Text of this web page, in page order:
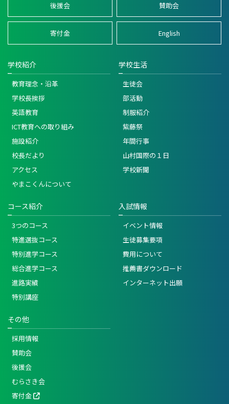
後援会 賛助会
寄付金 English
学校紹介
教育理念・沿革
学校長挨拶
英語教育
ICT教育への取り組み
施設紹介
校長だより
アクセス
やまこくんについて
学校生活
生徒会
部活動
制服紹介
紫藤祭
年間行事
山村国際の１日
学校新聞
コース紹介
3つのコース
特進選抜コース
特別進学コース
総合進学コース
進路実績
特別講座
入試情報
イベント情報
生徒募集要項
費用について
推薦書ダウンロード
インターネット出願
その他
採用情報
賛助会
後援会
むらさき会
寄付金